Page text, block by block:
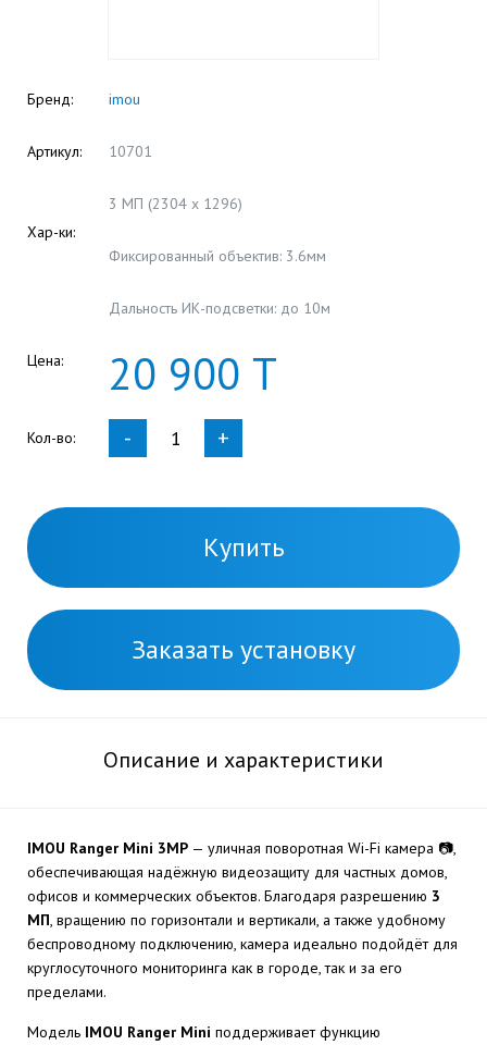
Бренд: imou
Артикул: 10701
Хар-ки:
3 МП (2304 x 1296)
Фиксированный объектив: 3.6мм
Дальность ИК-подсветки: до 10м
Цена: 20 900 Т
Кол-во: - +
Купить
Заказать установку
Описание и характеристики
IMOU Ranger Mini 3MP — уличная поворотная Wi-Fi камера 📷,
обеспечивающая надёжную видеозащиту для частных домов,
офисов и коммерческих объектов. Благодаря разрешению 3
МП, вращению по горизонтали и вертикали, а также удобному
беспроводному подключению, камера идеально подойдёт для
круглосуточного мониторинга как в городе, так и за его
пределами.
Модель IMOU Ranger Mini поддерживает функцию